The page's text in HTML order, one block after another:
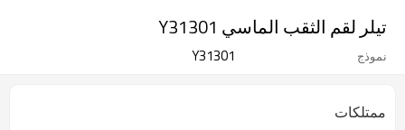
تيلر لقم الثقب الماسي Y31301
نموذج Y31301
ممتلكات